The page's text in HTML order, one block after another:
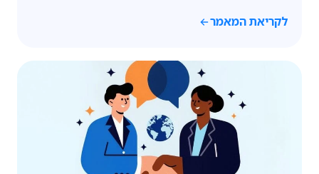
לקריאת המאמר